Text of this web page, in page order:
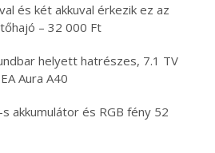
és két akkuval érkezik ez az
– 32 000 Ft
helyett hatrészes, 7.1 TV
Aura A40
akkumulátor és RGB fény 52